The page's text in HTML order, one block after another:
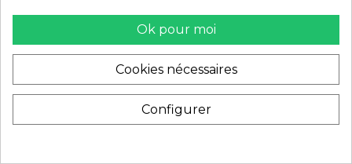
Ok pour moi
Cookies nécessaires
Configurer